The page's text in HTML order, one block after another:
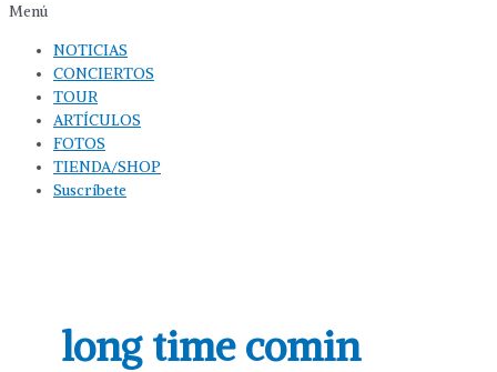
Menú
NOTICIAS
CONCIERTOS
TOUR
ARTÍCULOS
FOTOS
TIENDA/SHOP
Suscríbete
long time comin